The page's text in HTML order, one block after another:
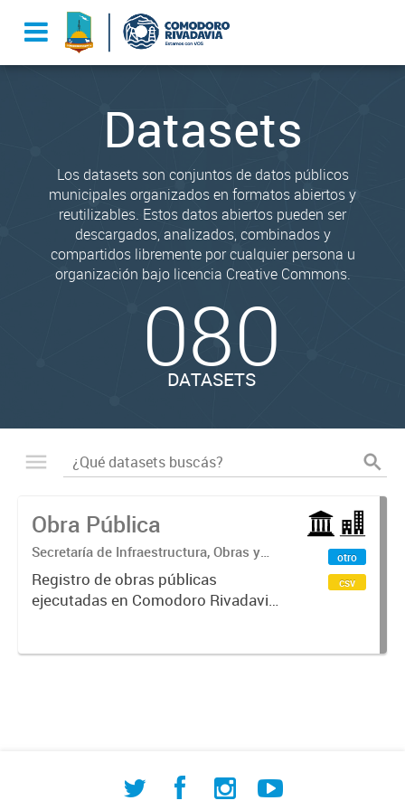
Datasets
Los datasets son conjuntos de datos públicos
municipales organizados en formatos abiertos y
reutilizables. Estos datos abiertos pueden ser
descargados, analizados, combinados y
compartidos libremente por cualquier persona u
organización bajo licencia Creative Commons.
080
DATASETS
Obra Pública
Secretaría de Infraestructura, Obras y
Servicios Públicos
Registro de obras públicas
ejecutadas en Comodoro Rivadavia,
adjudicatarias y montos
otro
csv